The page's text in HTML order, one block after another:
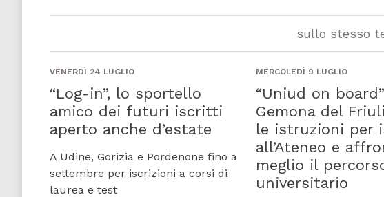
sullo stesso
VENERDÌ 24 LUGLIO
“Log-in”, lo sportello
amico dei futuri iscritti
aperto anche d’estate
A Udine, Gorizia e Pordenone fino a
settembre per iscrizioni a corsi di
laurea e test
MERCOLEDÌ 9 LUGLIO
“Uniud on
Gemona del
le istruzioni per
all’Ateneo e
meglio il
universitario